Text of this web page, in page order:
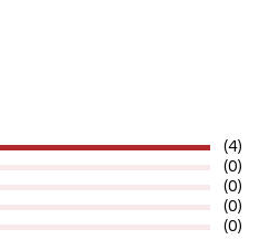
(4)
(0)
(0)
(0)
(0)